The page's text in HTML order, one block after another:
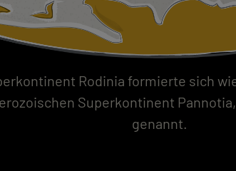
Rodinia formierte sich
Superkontinent
genannt.